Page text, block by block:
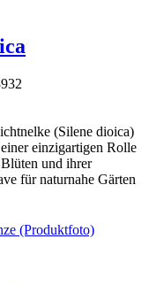
(Silene dioica)
einzigartigen Rolle
und ihrer
für naturnahe Gärten